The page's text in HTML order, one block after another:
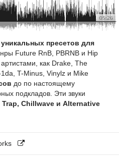
05:26
уникальных пресетов для
Future RnB, PBRNB и Hip
как Drake, The
T-Minus, Vinylz и Mike
до по настоящему
подкладов. Эти звуки
Trap, Chillwave и Alternative